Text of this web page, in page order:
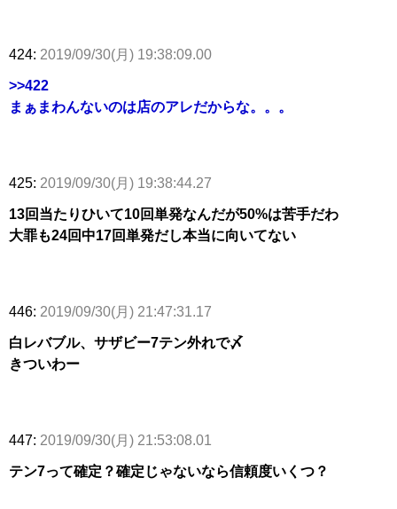
424: 2019/09/30(月) 19:38:09.00
>>422
まぁまわんないのは店のアレだからな。。。
425: 2019/09/30(月) 19:38:44.27
13回当たりひいて10回単発なんだが50%は苦手だわ
大罪も24回中17回単発だし本当に向いてない
446: 2019/09/30(月) 21:47:31.17
白レバブル、サザビー7テン外れで〆
きついわー
447: 2019/09/30(月) 21:53:08.01
テン7って確定？確定じゃないなら信頼度いくつ？